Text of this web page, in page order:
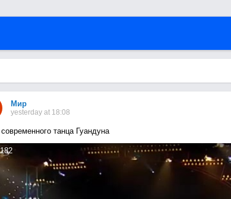
Мир
yesterday at 18:08
танца Гуандуна
182